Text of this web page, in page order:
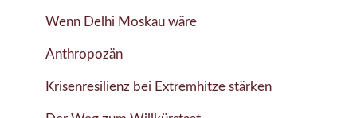
Wenn Delhi Moskau wäre
Anthropozän
Krisenresilienz bei Extremhitze stärken